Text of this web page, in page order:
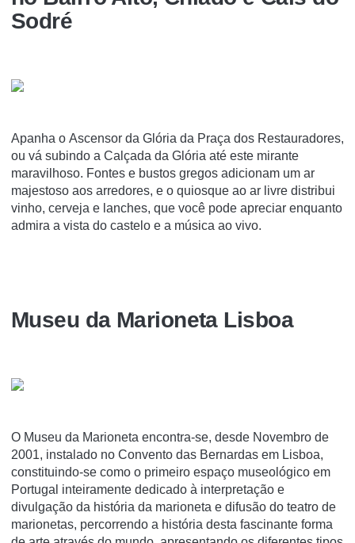
Sodré
Apanha o Ascensor da Glória da Praça dos Restauradores,
ou vá subindo a Calçada da Glória até este mirante
maravilhoso. Fontes e bustos gregos adicionam um ar
majestoso aos arredores, e o quiosque ao ar livre distribui
vinho, cerveja e lanches, que você pode apreciar enquanto
admira a vista do castelo e a música ao vivo.
Museu da Marioneta Lisboa
O Museu da Marioneta encontra-se, desde Novembro de
2001, instalado no Convento das Bernardas em Lisboa,
constituindo-se como o primeiro espaço museológico em
Portugal inteiramente dedicado à interpretação e
divulgação da história da marioneta e difusão do teatro de
marionetas, percorrendo a história desta fascinante forma